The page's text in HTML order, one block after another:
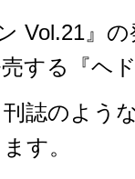
Vol.21』
する『ヘ
刊誌のよう
す。